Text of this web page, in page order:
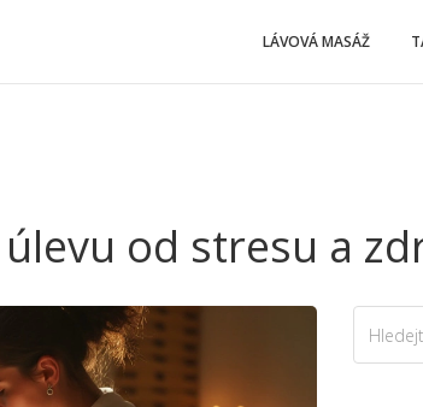
LÁVOVÁ MASÁŽ
od stresu a